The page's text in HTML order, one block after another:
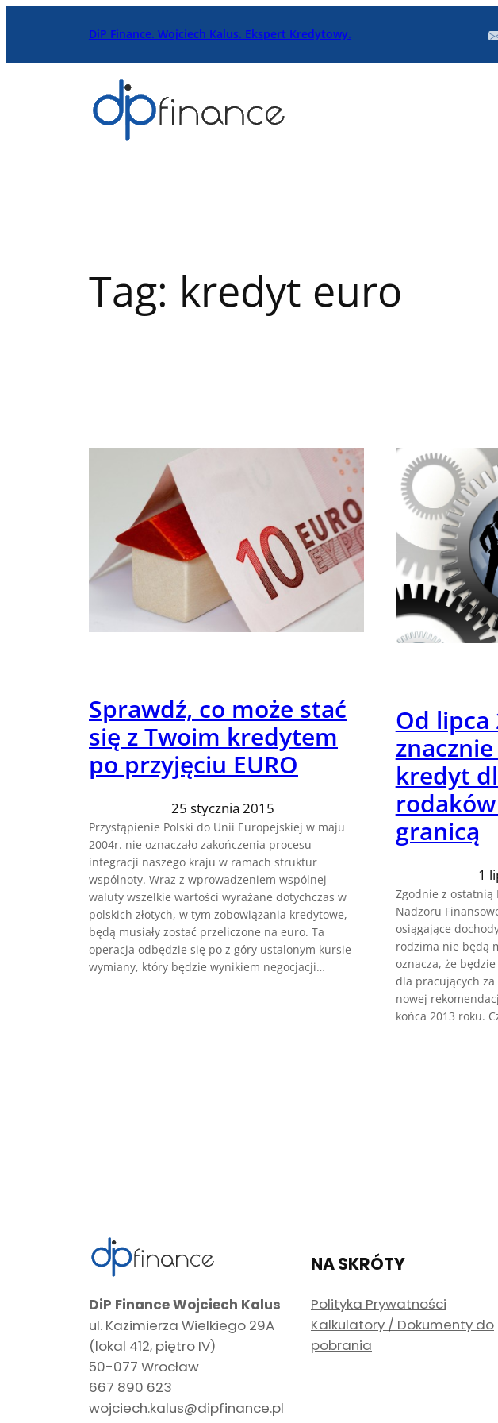
DiP Finance. Wojciech Kalus. Ekspert Kredytowy.
Tag: kredyt euro
Sprawdź, co może stać
się z Twoim kredytem
po przyjęciu EURO
25 stycznia 2015
Przystąpienie Polski do Unii Europejskiej w maju
2004r. nie oznaczało zakończenia procesu
integracji naszego kraju w ramach struktur
wspólnoty. Wraz z wprowadzeniem wspólnej
waluty wszelkie wartości wyrażane dotychczas w
polskich złotych, w tym zobowiązania kredytowe,
będą musiały zostać przeliczone na euro. Ta
operacja odbędzie się po z góry ustalonym kursie
wymiany, który będzie wynikiem negocjacji…
Od lipca
kredyt
granicą
1
Zgodnie z ostatnią
Nadzoru
osiągające
rodzima nie będą
oznacza, że
dla pracujących za
nowej
końca 2013 roku.
DiP Finance Wojciech Kalus
ul. Kazimierza Wielkiego 29A
(lokal 412, piętro IV)
50-077 Wrocław
667 890 623
wojciech.kalus@dipfinance.pl
NA SKRÓTY
Polityka Prywatności
Kalkulatory / Dokumenty do
pobrania